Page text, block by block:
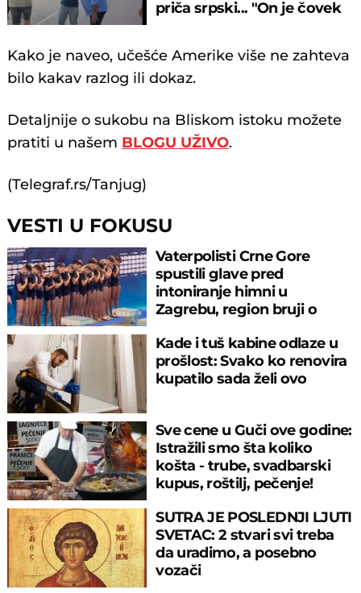
priča srpski... "On je čovek
Kako je naveo, učešće Amerike više ne zahteva
bilo kakav razlog ili dokaz.
Detaljnije o sukobu na Bliskom istoku možete
pratiti u našem BLOGU UŽIVO.
(Telegraf.rs/Tanjug)
VESTI U FOKUSU
Vaterpolisti Crne Gore
spustili glave pred
intoniranje himni u
Zagrebu, region bruji o
Kade i tuš kabine odlaze u
prošlost: Svako ko renovira
kupatilo sada želi ovo
Sve cene u Guči ove godine:
Istražili smo šta koliko
košta - trube, svadbarski
kupus, roštilj, pečenje!
SUTRA JE POSLEDNJI LJUTI
SVETAC: 2 stvari svi treba
da uradimo, a posebno
vozači